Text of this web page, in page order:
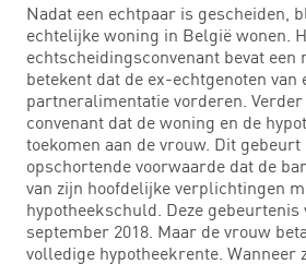
Nadat een echtpaar is gescheiden,
echtelijke woning in België wonen.
echtscheidingsconvenant bevat een
betekent dat de ex-echtgenoten van
partneralimentatie vorderen.
convenant dat de woning en de
toekomen aan de vrouw. Dit gebeurt
opschortende voorwaarde dat de
van zijn hoofdelijke verplichtingen
hypotheekschuld. Deze
september 2018. Maar de vrouw
volledige hypotheekrente.